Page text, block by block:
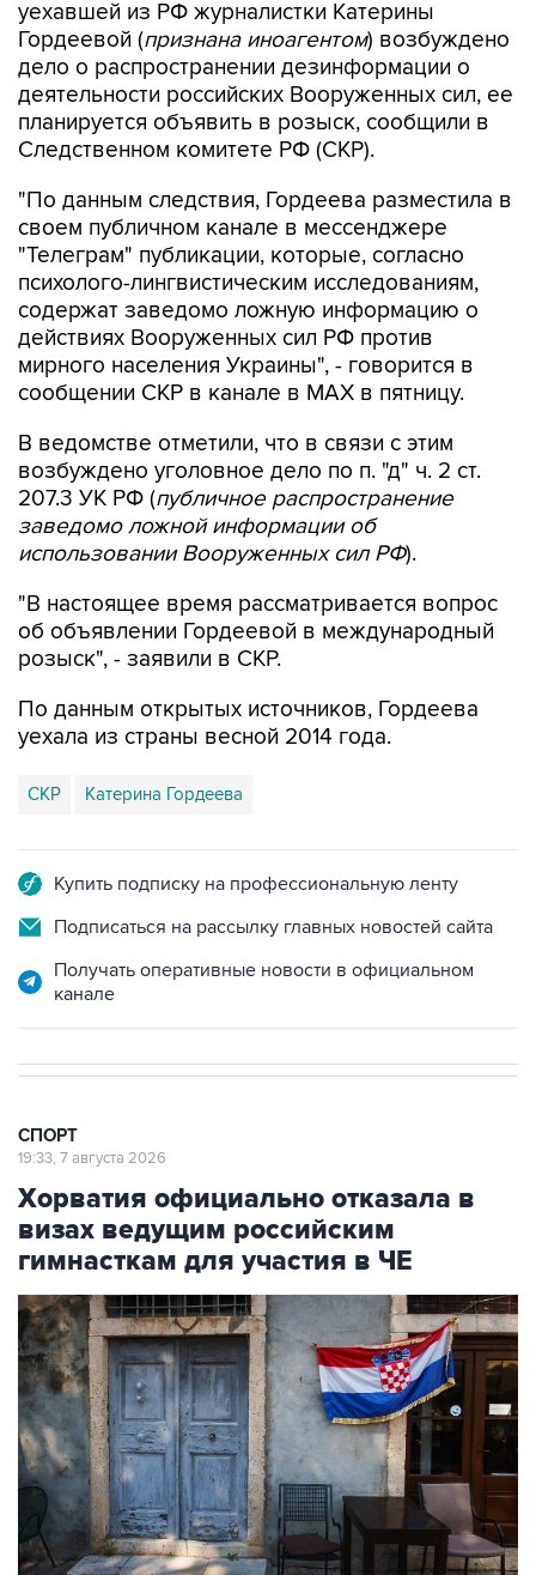
уехавшей из РФ журналистки Катерины
Гордеевой (признана иноагентом) возбуждено
дело о распространении дезинформации о
деятельности российских Вооруженных сил, ее
планируется объявить в розыск, сообщили в
Следственном комитете РФ (СКР).
"По данным следствия, Гордеева разместила в
своем публичном канале в мессенджере
"Телеграм" публикации, которые, согласно
психолого-лингвистическим исследованиям,
содержат заведомо ложную информацию о
действиях Вооруженных сил РФ против
мирного населения Украины", - говорится в
сообщении СКР в канале в MAX в пятницу.
В ведомстве отметили, что в связи с этим
возбуждено уголовное дело по п. "д" ч. 2 ст.
207.3 УК РФ (публичное распространение
заведомо ложной информации об
использовании Вооруженных сил РФ).
"В настоящее время рассматривается вопрос
об объявлении Гордеевой в международный
розыск", - заявили в СКР.
По данным открытых источников, Гордеева
уехала из страны весной 2014 года.
СКР Катерина Гордеева
Купить подписку на профессиональную ленту
Подписаться на рассылку главных новостей сайта
Получать оперативные новости в официальном
канале
СПОРТ
19:33, 7 августа 2026
Хорватия официально отказала в
визах ведущим российским
гимнасткам для участия в ЧЕ